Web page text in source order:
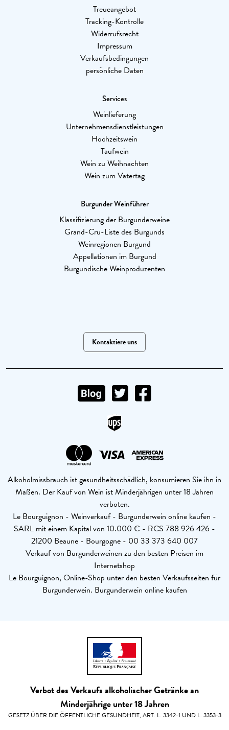
Treueangebot
Tracking-Kontrolle
Widerrufsrecht
Impressum
Verkaufsbedingungen
persönliche Daten
Services
Weinlieferung
Unternehmensdienstleistungen
Hochzeitswein
Taufwein
Wein zu Weihnachten
Wein zum Vatertag
Burgunder Weinführer
Klassifizierung der Burgunderweine
Grand-Cru-Liste des Burgunds
Weinregionen Burgund
Appellationen im Burgund
Burgundische Weinproduzenten
Kontaktiere uns
Alkoholmissbrauch ist gesundheitsschädlich, konsumieren Sie ihn in
Maßen. Der Kauf von Wein ist Minderjährigen unter 18 Jahren
verboten.
Le Bourguignon - Weinverkauf - Burgunderwein online kaufen -
SARL mit einem Kapital von 10.000 € - RCS 788 926 426 -
21200 Beaune - Bourgogne - 00 33 373 640 007
Verkauf von Burgunderweinen zu den besten Preisen im
Internetshop
Le Bourguignon, Online-Shop unter den besten Verkaufsseiten für
Burgunderwein. Burgunderwein online kaufen
Verbot des Verkaufs alkoholischer Getränke an
Minderjährige unter 18 Jahren
GESETZ ÜBER DIE ÖFFENTLICHE GESUNDHEIT, ART. L. 3342-1 UND L. 3353-3